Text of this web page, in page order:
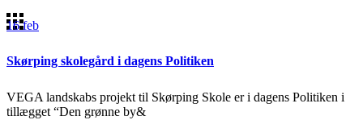
16 feb
Skørping skolegård i dagens Politiken
VEGA landskabs projekt til Skørping Skole er i dagens Politiken i
tillægget “Den grønne by&